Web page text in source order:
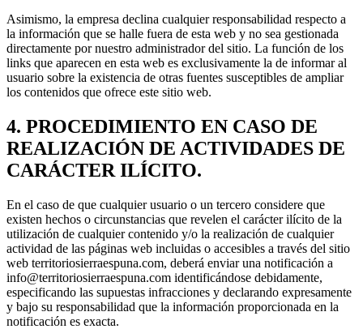
Asimismo, la empresa declina cualquier responsabilidad respecto a
la información que se halle fuera de esta web y no sea gestionada
directamente por nuestro administrador del sitio. La función de los
links que aparecen en esta web es exclusivamente la de informar al
usuario sobre la existencia de otras fuentes susceptibles de ampliar
los contenidos que ofrece este sitio web.
4. PROCEDIMIENTO EN CASO DE
REALIZACIÓN DE ACTIVIDADES DE
CARÁCTER ILÍCITO.
En el caso de que cualquier usuario o un tercero considere que
existen hechos o circunstancias que revelen el carácter ilícito de la
utilización de cualquier contenido y/o la realización de cualquier
actividad de las páginas web incluidas o accesibles a través del sitio
web territoriosierraespuna.com, deberá enviar una notificación a
info@territoriosierraespuna.com identificándose debidamente,
especificando las supuestas infracciones y declarando expresamente
y bajo su responsabilidad que la información proporcionada en la
notificación es exacta.